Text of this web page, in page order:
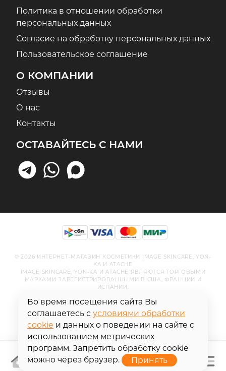
Политика в отношении обработки
персональных данных
Согласие на обработку персональных данных
Пользовательское соглашение
О КОМПАНИИ
Отзывы
О нас
Контакты
ОСТАВАЙТЕСЬ С НАМИ
© 2026 ИНТЕРНЕТ-МАГАЗИН КОСМЕТИКИ IMAGE SKINCARE, YON-
KA И ATACHE
IMAGE SKINCARE, YON-KA И ATACHE ЯВЛЯЮТСЯ ТОРГОВЫМИ
МАРКАМИ ЗАРЕГИСТРИРОВАННЫМИ В США, ФРАНЦИИ И
ИСПАНИИ.
Во время посещения сайта Вы
соглашаетесь с условиями обработки
cookie и данных о поведении на сайте с
использованием метрических
программ. Запретить обработку cookie
можно через браузер.